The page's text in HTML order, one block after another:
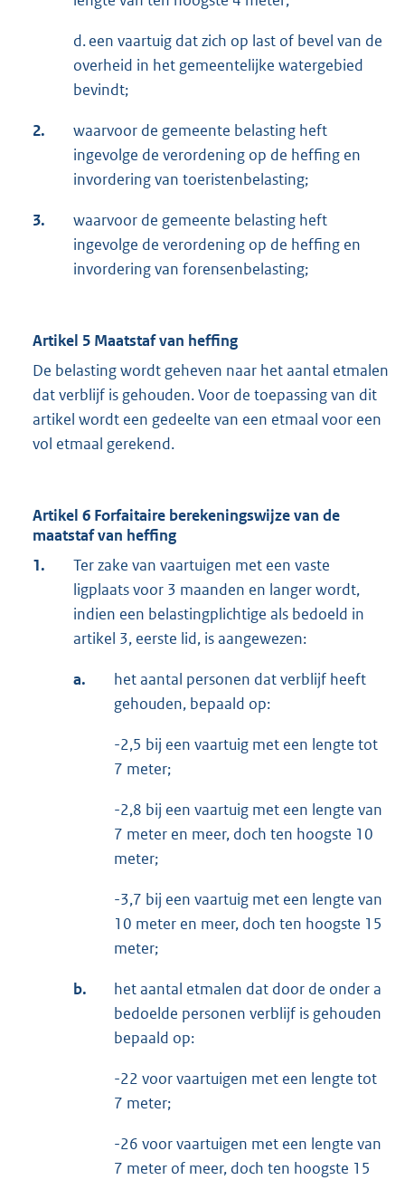
d. een vaartuig dat zich op last of bevel van de
over­heid in het gemeentelijke waterge­bied
bevindt;
2.
waarvoor de gemeente belasting heft
ingevolge de verorde­ning op de heffing en
invordering van toeristenbelasting;
3.
waarvoor de gemeente belasting heft
ingevolge de verorde­ning op de heffing en
invordering van forensenbelasting;
Artikel 5 Maatstaf van heffing
De belasting wordt geheven naar het aantal etmalen
dat ver­blijf is gehouden. Voor de toepassing van dit
artikel wordt een gedeelte van een etmaal voor een
vol etmaal gerekend.
Artikel 6 Forfaitaire berekeningswijze van de
maatstaf van heffing
1.
Ter zake van vaartuigen met een vaste
ligplaats voor 3 maanden en langer wordt,
indien een belastingplichtige als bedoeld in
artikel 3, eerste lid, is aangewezen:
a.
het aantal personen dat verblijf heeft
gehouden, bepaald op:
-2,5 bij een vaartuig met een lengte tot
7 meter;
-2,8 bij een vaartuig met een lengte van
7 meter en meer, doch ten hoogste 10
meter;
-3,7 bij een vaartuig met een lengte van
10 meter en meer, doch ten hoogste 15
meter;
b.
het aantal etmalen dat door de onder a
bedoelde personen verblijf is gehouden
bepaald op:
-22 voor vaartuigen met een lengte tot
7 meter;
-26 voor vaartuigen met een lengte van
7 meter of meer, doch ten hoogste 15